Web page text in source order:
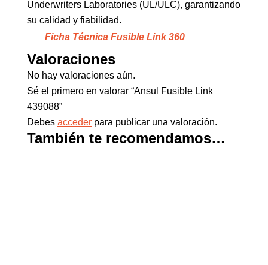
Underwriters Laboratories (UL/ULC), garantizando
su calidad y fiabilidad.
Ficha Técnica Fusible Link 360
Valoraciones
No hay valoraciones aún.
Sé el primero en valorar “Ansul Fusible Link
439088”
Debes acceder para publicar una valoración.
También te recomendamos…